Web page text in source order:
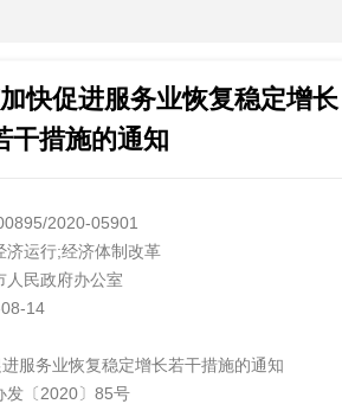
快促进服务业恢复稳定增长
干措施的通知
2020-05901
济运行;经济体制改革
人民政府办公室
14
服务业恢复稳定增长若干措施的通知
发〔2020〕85号